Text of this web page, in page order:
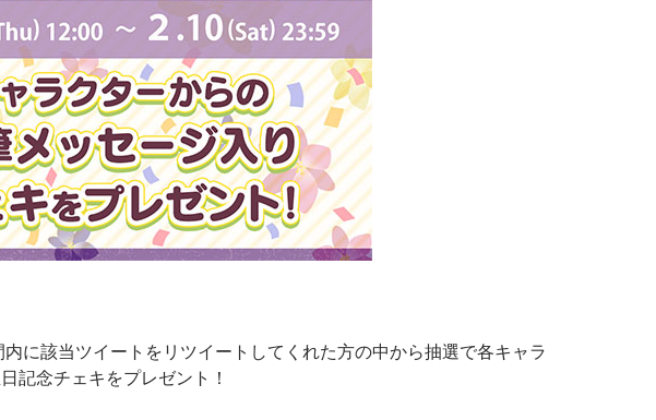
に該当ツイートをリツイートしてくれた方の中から抽選で各キャラ
記念チェキをプレゼント！